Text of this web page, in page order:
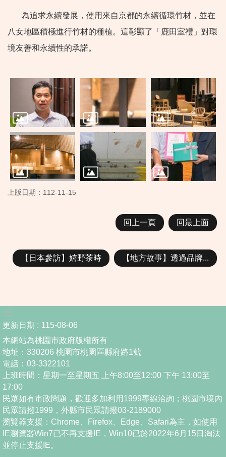
為追求永續發展，使用來自京都的永續循環竹材，並在
八女地區積極進行竹材的種植。這彰顯了「鹿田室禮」對環
境友善和永續性的承諾。
上版日期：112-11-15
回上一頁 回最上面
【日本參訪】嬉野茶時 【地方故事】透過品牌...
:::
更新日期
115-08-06
本網站為桃園市政府版權所有
地址：330206 桃園市桃園區縣府路1號
電話：03-3322101
上班時間：星期一至星期五 上午8:00至12:00 下午 13:00至
17:00
民眾如有市政問題，歡迎多加利用1999專線洽詢；桃園市境內
民眾請撥1999，外縣市民眾請撥03-2189000
瀏覽器支援：Chrome、Firefox、Edge、Safari為主，如使用
IE瀏覽器Win7已不再支援IE，Win10已於2022年6月15日淘汰
並停止支援IE。